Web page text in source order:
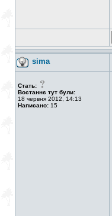
sima
Стать:
Востаннє тут були:
18 червня 2012, 14:13
Написано: 15